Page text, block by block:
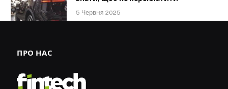
5 Червня 2025
ПРО НАС